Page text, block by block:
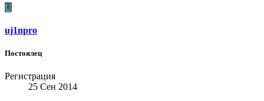
U
uj1npro
Постоялец
Регистрация
25 Сен 2014